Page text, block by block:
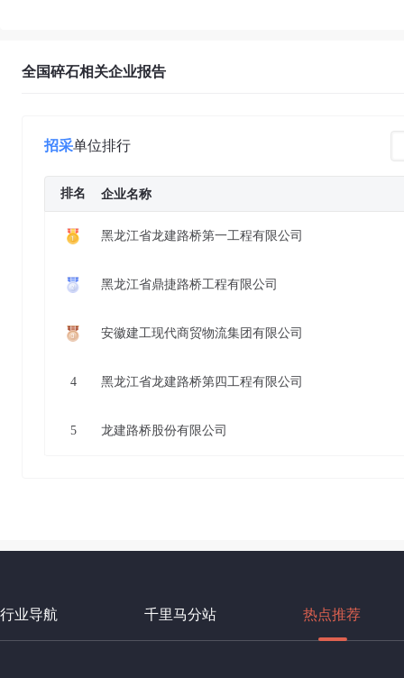
全国碎石相关企业报告
招采单位排行
排名 企业名称
黑龙江省龙建路桥第一工程有限公司
黑龙江省鼎捷路桥工程有限公司
安徽建工现代商贸物流集团有限公司
4 黑龙江省龙建路桥第四工程有限公司
5 龙建路桥股份有限公司
行业导航 千里马分站 热点推荐